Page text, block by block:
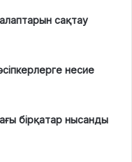
сақтау
несие
бірқатар нысанды